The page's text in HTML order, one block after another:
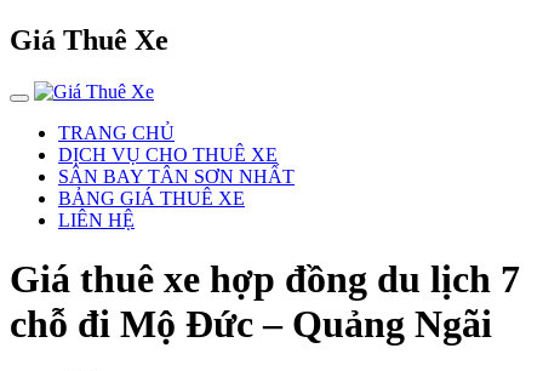
Giá Thuê Xe
TRANG CHỦ
DỊCH VỤ CHO THUÊ XE
SÂN BAY TÂN SƠN NHẤT
BẢNG GIÁ THUÊ XE
LIÊN HỆ
Giá thuê xe hợp đồng du lịch 7
chỗ đi Mộ Đức – Quảng Ngãi